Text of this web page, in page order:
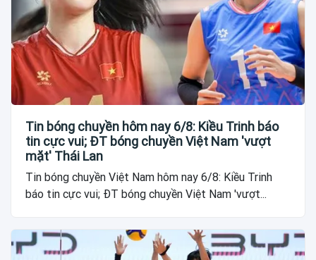
Tin bóng chuyền hôm nay 6/8: Kiều Trinh báo
tin cực vui; ĐT bóng chuyền Việt Nam 'vượt
mặt' Thái Lan
Tin bóng chuyền Việt Nam hôm nay 6/8: Kiều Trinh
báo tin cực vui; ĐT bóng chuyền Việt Nam 'vượt...